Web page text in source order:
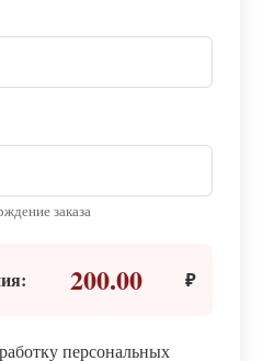
заказа
200.00 ₽
персональных